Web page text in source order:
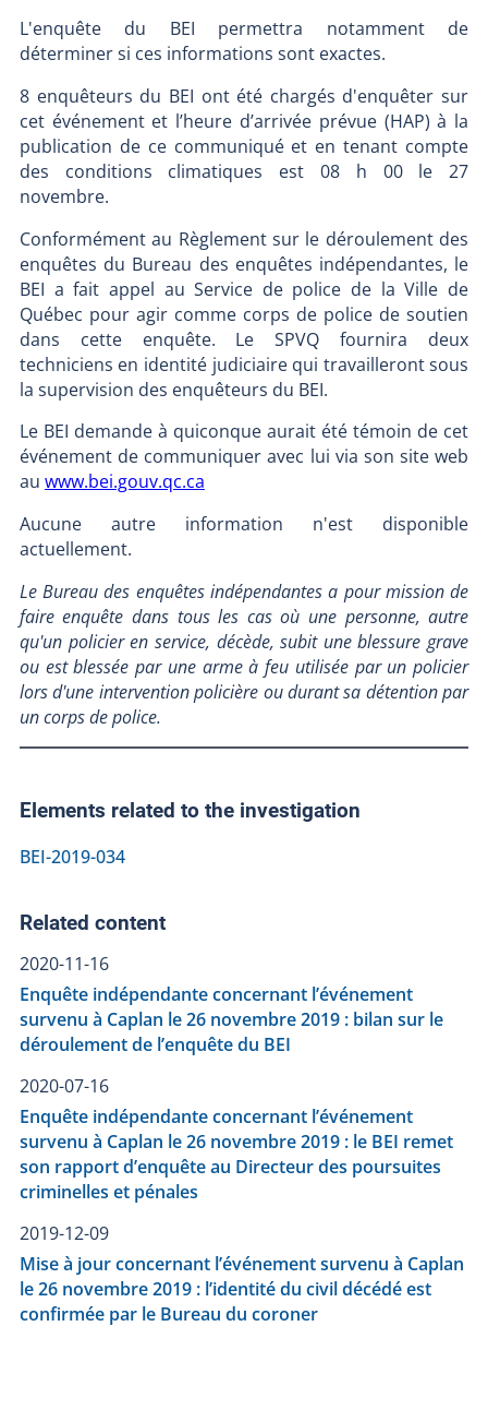
L'enquête du BEI permettra notamment de
déterminer si ces informations sont exactes.
8 enquêteurs du BEI ont été chargés d'enquêter sur
cet événement et l’heure d’arrivée prévue (HAP) à la
publication de ce communiqué et en tenant compte
des conditions climatiques est 08 h 00 le 27
novembre.
Conformément au Règlement sur le déroulement des
enquêtes du Bureau des enquêtes indépendantes, le
BEI a fait appel au Service de police de la Ville de
Québec pour agir comme corps de police de soutien
dans cette enquête. Le SPVQ fournira deux
techniciens en identité judiciaire qui travailleront sous
la supervision des enquêteurs du BEI.
Le BEI demande à quiconque aurait été témoin de cet
événement de communiquer avec lui via son site web
au www.bei.gouv.qc.ca
Aucune autre information n'est disponible
actuellement.
Le Bureau des enquêtes indépendantes a pour mission de
faire enquête dans tous les cas où une personne, autre
qu'un policier en service, décède, subit une blessure grave
ou est blessée par une arme à feu utilisée par un policier
lors d'une intervention policière ou durant sa détention par
un corps de police.
Elements related to the investigation
BEI-2019-034
Related content
2020-11-16
Enquête indépendante concernant l’événement
survenu à Caplan le 26 novembre 2019 : bilan sur le
déroulement de l’enquête du BEI
2020-07-16
Enquête indépendante concernant l’événement
survenu à Caplan le 26 novembre 2019 : le BEI remet
son rapport d’enquête au Directeur des poursuites
criminelles et pénales
2019-12-09
Mise à jour concernant l’événement survenu à Caplan
le 26 novembre 2019 : l’identité du civil décédé est
confirmée par le Bureau du coroner